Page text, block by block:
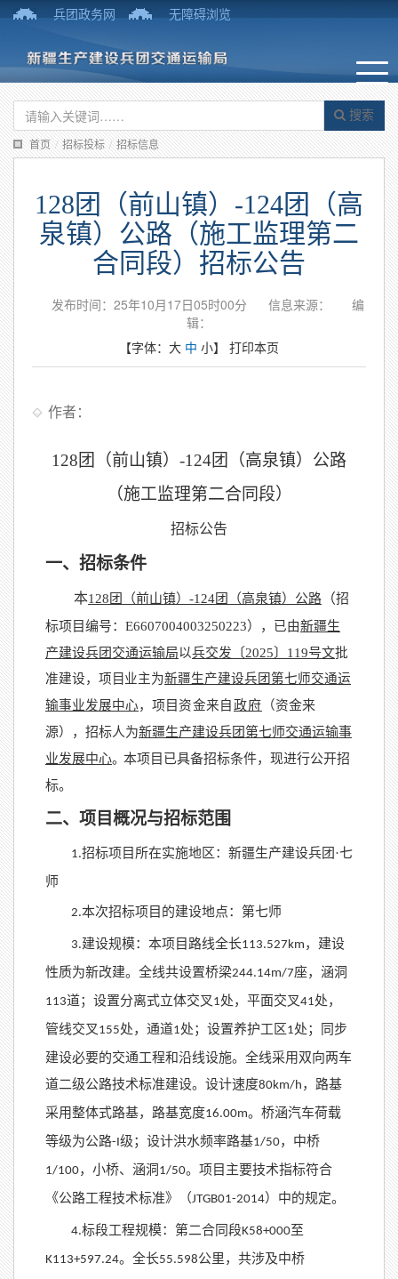
兵团政务网 无障碍浏览
搜索
首页 / 招标投标 / 招标信息
128团（前山镇）-124团（高
泉镇）公路（施工监理第二
合同段）招标公告
发布时间：25年10月17日05时00分 信息来源：
编
辑：
【字体： 大 中 小】 打印本页
作者：
128 团（前山镇） -124团（高泉镇）公路
（施工监理第二合同段）
招标公告
一、招标条件
本128 团（前山镇） -124团（高泉镇）公路 （招
标项目编号： E6607004003250223）， 已由新疆生
产建设兵团交通运输局以兵交发〔 2025 119号文批
准建设，项 目业主为新疆生产建设兵团第七师交通运
输事业发展中心， 项目资金来 自 政府 （资金来
源），招标人为新疆生产建设兵团第七师交通运输事
业发展中心。 本项目已具备招标条件，现进行公开招
标。
二、项目概况与招标范围
1.招标项目所在实施地区：新疆生产建设兵团·七
师
2.本次招标项目的建设地点：第七师
3.建设规模：本项目路线全长113.527km ，建设
性质为新改建。全线共设置桥梁244.14m/7座，涵洞
113道；设置分离式立体交叉 1处，平面交叉41处，
管线交叉 155处，通道1处；设置养护工区 1处；同步
建设必要的交通工程和沿线设施。全线采用双向两车
道二级公路技术标准建设。设计速度80km/h ，路基
采用整体式路基，路基宽度16.00m。桥涵汽车荷载
等级为公路-I级；设计洪水频率路基1/50，中桥
1/100，小桥、涵洞 1/50。项目主要技术指标符合
《公路工程技术标准》（JTGB01-2014）中的规定。
4.标段工程规模：第二合同段K58+000至
K113+597.24。全长55.598公里，共涉及中桥